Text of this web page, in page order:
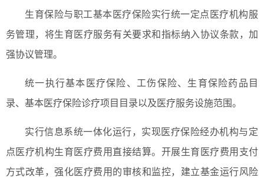
生育保险与职工基本医疗保险实行统一定点医疗机构服
务管理，将生育医疗服务有关要求和指标纳入协议条款，加
强协议管理。
统一执行基本医疗保险、工伤保险、生育保险药品目
录、基本医疗保险诊疗项目目录以及医疗服务设施范围。
实行信息系统一体化运行，实现医疗保险经办机构与定
点医疗机构生育医疗费用直接结算。开展生育医疗费用支付
方式改革，强化医疗费用的审核和监控，建立基金运行风险